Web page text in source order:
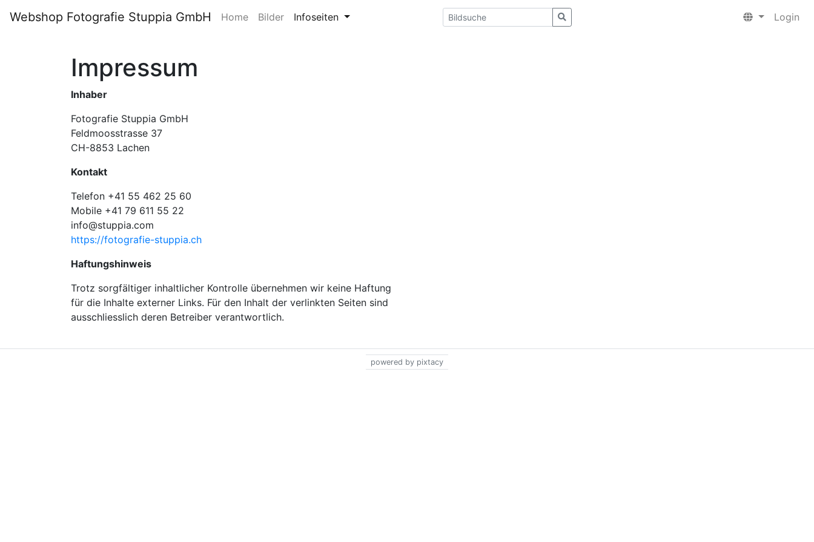
Webshop Fotografie Stuppia GmbH Home Bilder Infoseiten Login
Impressum
Inhaber
Fotografie Stuppia GmbH
Feldmoosstrasse 37
CH-8853 Lachen
Kontakt
Telefon +41 55 462 25 60
Mobile +41 79 611 55 22
info@stuppia.com
https://fotografie-stuppia.ch
Haftungshinweis
Trotz sorgfältiger inhaltlicher Kontrolle übernehmen wir keine Haftung
für die Inhalte externer Links. Für den Inhalt der verlinkten Seiten sind
ausschliesslich deren Betreiber verantwortlich.
powered by pixtacy